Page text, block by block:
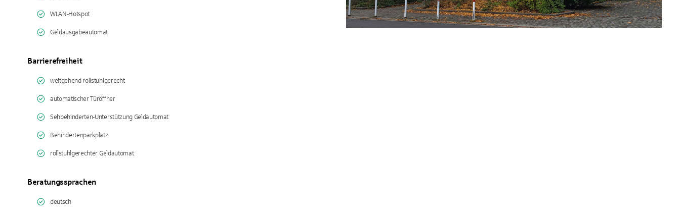
WLAN-Hotspot
Geldausgabeautomat
Barrierefreiheit
weitgehend rollstuhlgerecht
automatischer Türöffner
Sehbehinderten-Unterstützung Geldautomat
Behindertenparkplatz
rollstuhlgerechter Geldautomat
Beratungssprachen
deutsch